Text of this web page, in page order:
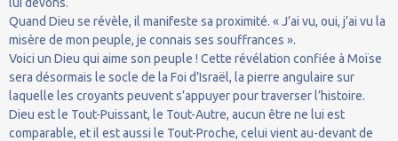
Quand Dieu se révèle, il manifeste sa proximité. « J’ai vu, oui, j’ai vu la
misère de mon peuple, je connais ses souffrances ».
Voici un Dieu qui aime son peuple ! Cette révélation confiée à Moïse
sera désormais le socle de la Foi d’Israël, la pierre angulaire sur
laquelle les croyants peuvent s’appuyer pour traverser l’histoire.
Dieu est le Tout-Puissant, le Tout-Autre, aucun être ne lui est
comparable, et il est aussi le Tout-Proche, celui vient au-devant de